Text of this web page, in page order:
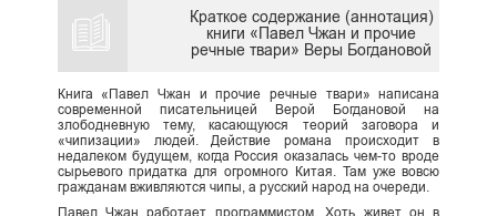
Краткое содержание (аннотация)
книги «Павел Чжан и прочие
речные твари» Веры Богдановой
Книга «Павел Чжан и прочие речные твари» написана
современной писательницей Верой Богдановой на
злободневную тему, касающуюся теорий заговора и
«чипизации» людей. Действие романа происходит в
недалеком будущем, когда Россия оказалась чем-то вроде
сырьевого придатка для огромного Китая. Там уже вовсю
гражданам вживляются чипы, а русский народ на очереди.